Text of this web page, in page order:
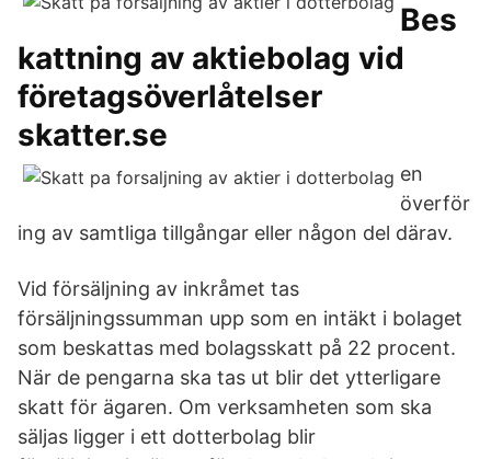
Bes
kattning av aktiebolag vid
företagsöverlåtelser
skatter.se
en
överför
ing av samtliga tillgångar eller någon del därav.
Vid försäljning av inkråmet tas
försäljningssumman upp som en intäkt i bolaget
som beskattas med bolagsskatt på 22 procent.
När de pengarna ska tas ut blir det ytterligare
skatt för ägaren. Om verksamheten som ska
säljas ligger i ett dotterbolag blir